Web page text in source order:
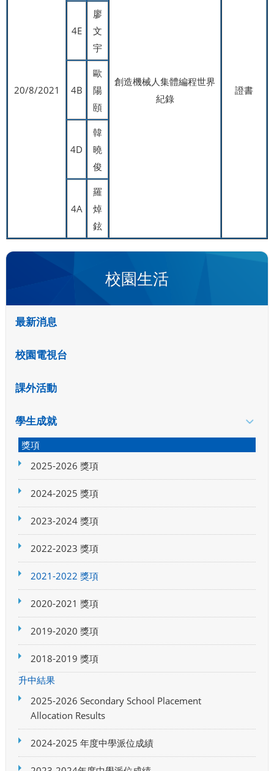
20/8/2021
創造機械人集體編程世界
紀錄
證書
4E
廖
文
宇
4B
歐
陽
頤
4D
韓
曉
俊
4A
羅
焯
鉉
校園生活
最新消息
校園電視台
課外活動
學生成就
獎項
2025-2026 獎項
2024-2025 獎項
2023-2024 獎項
2022-2023 獎項
2021-2022 獎項
2020-2021 獎項
2019-2020 獎項
2018-2019 獎項
升中結果
2025-2026 Secondary School Placement
Allocation Results
2024-2025 年度中學派位成績